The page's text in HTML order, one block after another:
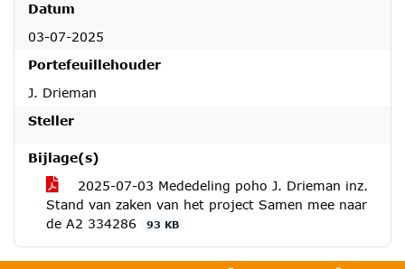
Datum
03-07-2025
Portefeuillehouder
J. Drieman
Steller
Bijlage(s)
2025-07-03 Mededeling poho J. Drieman inz.
Stand van zaken van het project Samen mee naar
de A2 334286
93 KB